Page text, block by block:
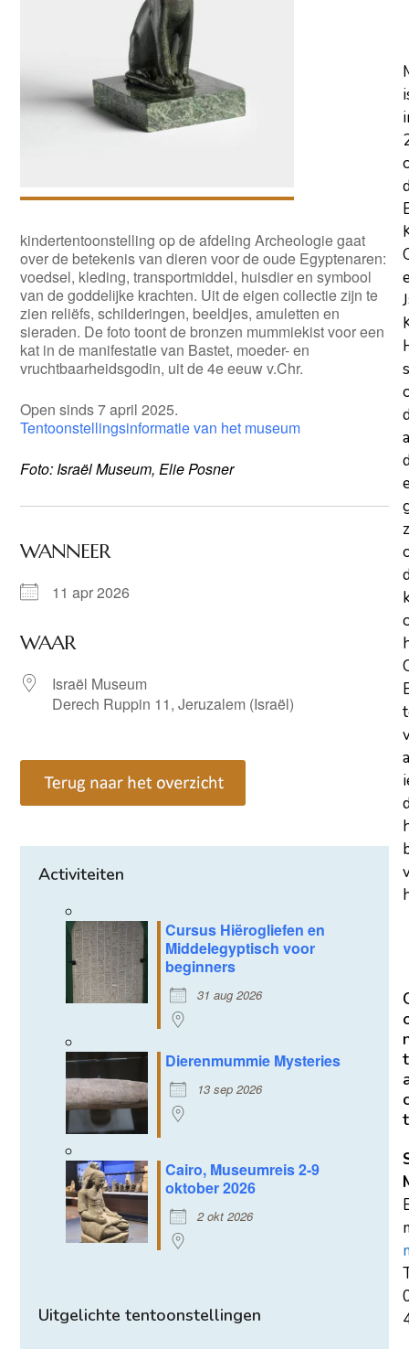
kindertentoonstelling op de afdeling Archeologie gaat
over de betekenis van dieren voor de oude Egyptenaren:
voedsel, kleding, transportmiddel, huisdier en symbool
van de goddelijke krachten. Uit de eigen collectie zijn te
zien reliëfs, schilderingen, beeldjes, amuletten en
sieraden. De foto toont de bronzen mummiekist voor een
kat in de manifestatie van Bastet, moeder- en
vruchtbaarheidsgodin, uit de 4e eeuw v.Chr.
Open sinds 7 april 2025.
Tentoonstellingsinformatie van het museum
Foto: Israël Museum, Elie Posner
WANNEER
11 apr 2026
WAAR
Israël Museum
Derech Ruppin 11, Jeruzalem (Israël)
Activiteiten
Cursus Hiërogliefen en
Middelegyptisch voor
beginners
31 aug 2026
Dierenmummie Mysteries
13 sep 2026
Cairo, Museumreis 2-9
oktober 2026
2 okt 2026
Uitgelichte tentoonstellingen
t
t